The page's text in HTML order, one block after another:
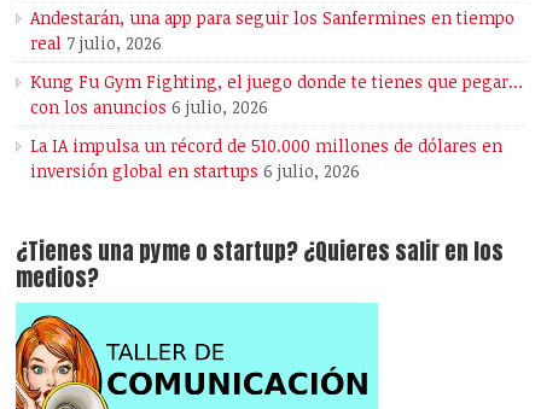
Andestarán, una app para seguir los Sanfermines en tiempo
real 7 julio, 2026
Kung Fu Gym Fighting, el juego donde te tienes que pegar…
con los anuncios 6 julio, 2026
La IA impulsa un récord de 510.000 millones de dólares en
inversión global en startups 6 julio, 2026
¿Tienes una pyme o startup? ¿Quieres salir en los
medios?